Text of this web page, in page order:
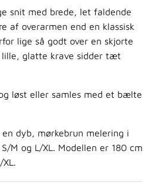
snit med brede, let faldende
af overarmen end en klassisk
lige så godt over en skjorte
lille, glatte krave sidder tæt
løst eller samles med et bælte
dyb, mørkebrun melering i
M og L/XL. Modellen er 180 cm